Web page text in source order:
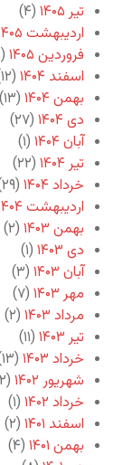
تیر ۱۴۰۵
(۴)
اردیبهشت ۱۴۰۵
فروردین ۱۴۰۵
(۵)
اسفند ۱۴۰۴
(۱۲)
بهمن ۱۴۰۴
(۱۳)
دی ۱۴۰۴
(۲۷)
آبان ۱۴۰۴
(۱)
تیر ۱۴۰۴
(۲۲)
خرداد ۱۴۰۴
(۲۹)
اردیبهشت ۱۴۰۴
بهمن ۱۴۰۳
(۲)
دی ۱۴۰۳
(۱)
آبان ۱۴۰۳
(۳)
مهر ۱۴۰۳
(۷)
مرداد ۱۴۰۳
(۲)
تیر ۱۴۰۳
(۱۱)
خرداد ۱۴۰۳
(۱۳)
شهریور ۱۴۰۲
(۲)
خرداد ۱۴۰۲
(۱)
اسفند ۱۴۰۱
(۲)
بهمن ۱۴۰۱
(۴)